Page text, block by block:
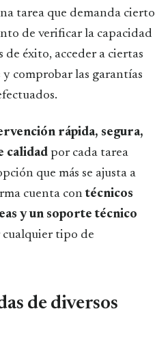
tarea que demanda cierto
de verificar la capacidad
de éxito, acceder a ciertas
comprobar las garantías
rápida, segura,
calidad por cada tarea
que más se ajusta a
cuenta contécnicos
y un soporte técnico
tipo de
de diversos